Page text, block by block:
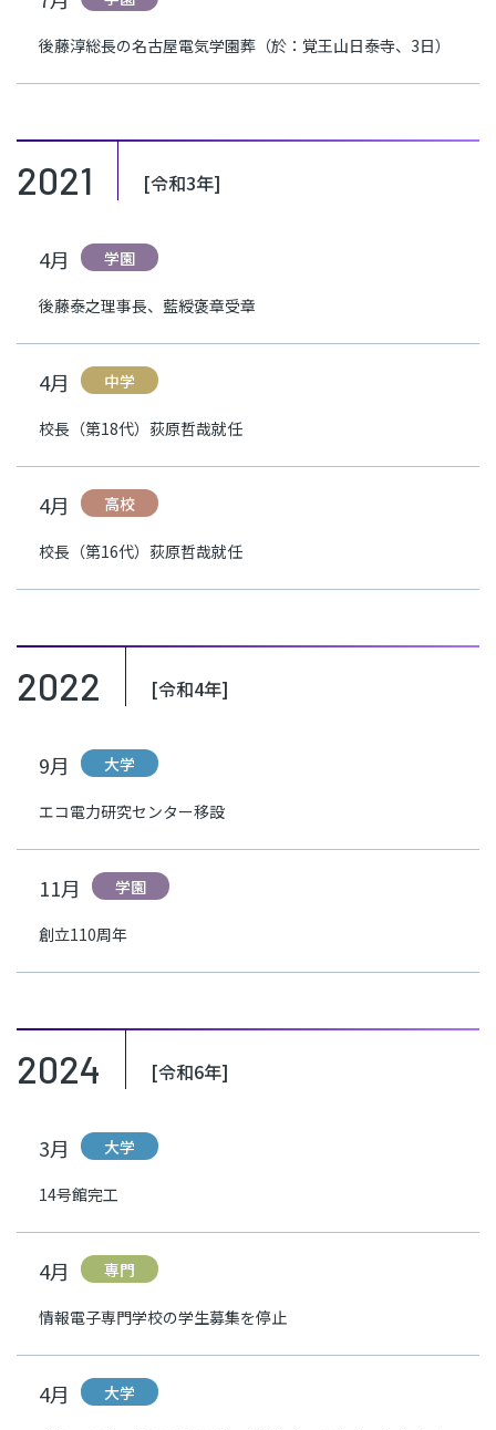
後藤淳総長の名古屋電気学園葬（於：覚王山日泰寺、3日）
2021 [令和3年]
4月 学園
後藤泰之理事長、藍綬褒章受章
4月 中学
校長（第18代）荻原哲哉就任
4月 高校
校長（第16代）荻原哲哉就任
2022 [令和4年]
9月 大学
エコ電力研究センター移設
11月 学園
創立110周年
2024 [令和6年]
3月 大学
14号館完工
4月 専門
情報電子専門学校の学生募集を停止
4月 大学